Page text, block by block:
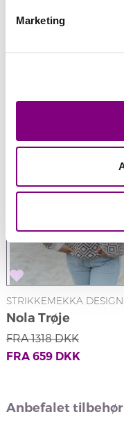
Marketing
50%
STRIKKEMEKKA DESIGN
Nola Trøje
FRA 1318DKK
FRA 659DKK
Anbefalet tilbehør